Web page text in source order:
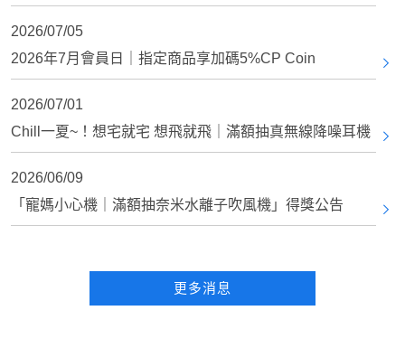
2026/07/05
2026年7月會員日｜指定商品享加碼5%CP Coin
2026/07/01
Chill一夏~！想宅就宅 想飛就飛｜滿額抽真無線降噪耳機
2026/06/09
「寵媽小心機｜滿額抽奈米水離子吹風機」得獎公告
更多消息